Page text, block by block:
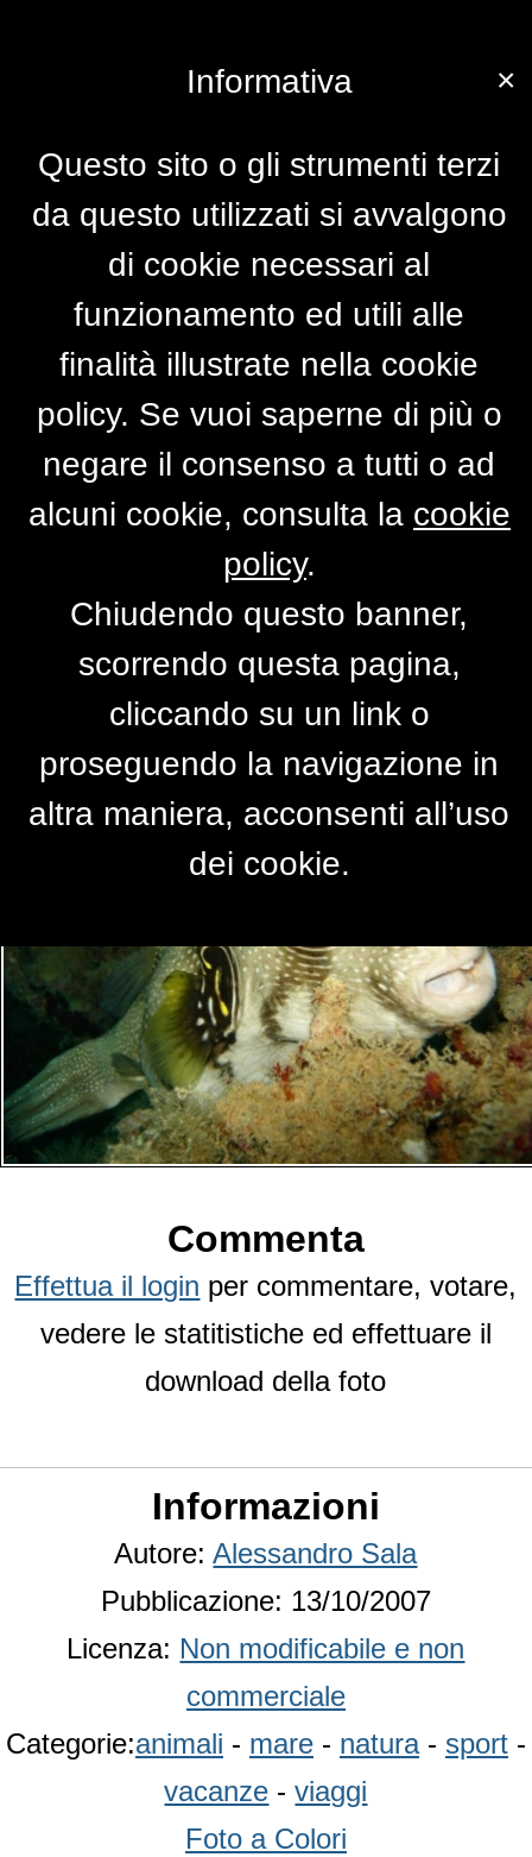
Che c'è?
diElk
Commenta
Effettua il login per commentare, votare,
vedere le statitistiche ed effettuare il
download della foto
Informazioni
Autore:Alessandro Sala
Pubblicazione: 13/10/2007
Licenza: Non modificabile e non
commerciale
Categorie:animali - mare - natura- sport -
vacanze -viaggi
Foto a Colori
×
Informativa
Questo sito o gli strumenti terzi
da questo utilizzati si avvalgono
di cookie necessari al
funzionamento ed utili alle
finalità illustrate nella cookie
policy. Se vuoi saperne di più o
negare il consenso a tutti o ad
alcuni cookie, consulta la cookie
policy.
Chiudendo questo banner,
scorrendo questa pagina,
cliccando su un link o
proseguendo la navigazione in
altra maniera, acconsenti all’uso
dei cookie.